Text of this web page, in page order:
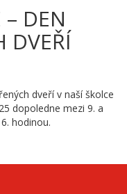
– DEN
DVEŘÍ
dveří v naší školce
dopoledne mezi 9. a
hodinou.